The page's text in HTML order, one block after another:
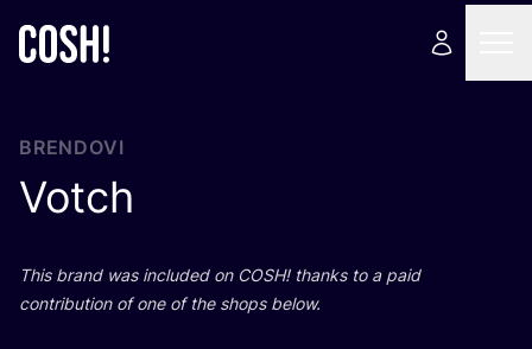
BRENDOVI
Votch
This brand was inclu­ded on COSH! than­ks to a paid
con­tri­bu­ti­on of one of the shops below.